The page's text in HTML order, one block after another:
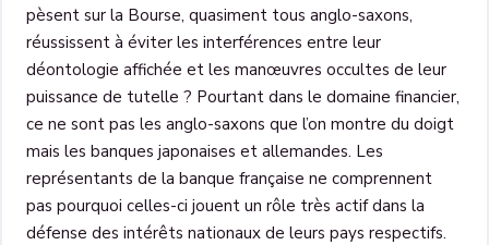
pèsent sur la Bourse, quasiment tous anglo-saxons,
réussissent à éviter les interférences entre leur
déontologie affichée et les manœuvres occultes de leur
puissance de tutelle ? Pourtant dans le domaine financier,
ce ne sont pas les anglo-saxons que l’on montre du doigt
mais les banques japonaises et allemandes. Les
représentants de la banque française ne comprennent
pas pourquoi celles-ci jouent un rôle très actif dans la
défense des intérêts nationaux de leurs pays respectifs.